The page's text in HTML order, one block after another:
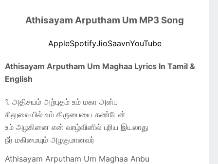
Athisayam Arputham Um MP3 Song
AppleSpotifyJioSaavnYouTube
Athisayam Arputham Um Maghaa Lyrics In Tamil &
English
1. அதிசயம் அற்புதம் உம் மகா அன்பு
சிலுவையில் உம் கிருபையை கண்டேன்
உம் அழகினை என் வாழ்வினில் புரிய இயலாது
நீர் மகிமையும் அழகுமானவர்
Athisayam Arputham Um Maghaa Anbu